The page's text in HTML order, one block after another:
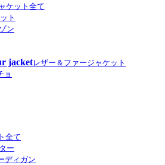
ケット全て
ト
ン
jacketレザー＆ファージャケット
ョ
全て
ー
ディガン